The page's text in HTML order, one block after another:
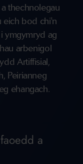
thechnolegau
eich bod chi'n
ymgymryd ag
arbenigol
Artiffisial,
Peirianneg
ehangach.
a